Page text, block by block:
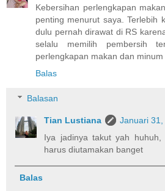
Kebersihan perlengkapan
penting menurut saya. Terlebih
dulu pernah dirawat di RS
selalu memilih pembersih
perlengkapan makan dan minum
Balas
Balasan
Tian Lustiana
Januari
Iya jadinya takut yah huhuh,
harus diutamakan banget
Balas